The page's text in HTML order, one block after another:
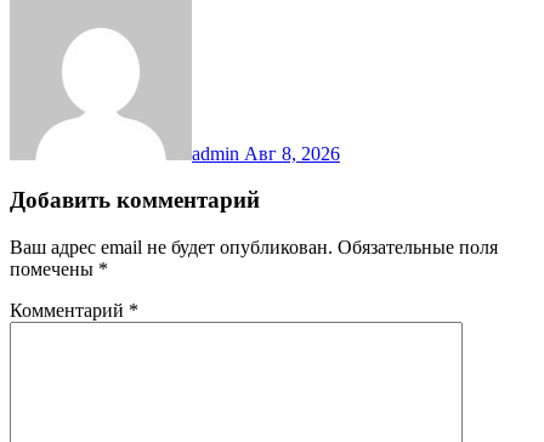
admin Авг 8, 2026
Добавить комментарий
Ваш адрес email не будет опубликован. Обязательные поля
помечены *
Комментарий *